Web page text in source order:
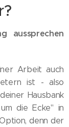
aussprechen
Arbeit auch
ist - also
Hausbank
die Ecke" in
denn der